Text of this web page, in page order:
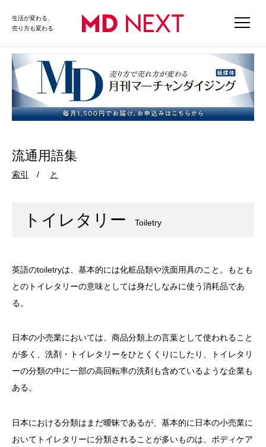
生活が変わる、
売り方も変わる
流通用語集
索引 と
トイレタリー Toiletry
英語のtoiletryは、基本的には化粧品類や洗面用具のこと。もとも
とのトイレタリーの意味としては身だしなみに使う消耗品であ
る。
日本の小売業においては、商品分類上の言葉として使われること
が多く、洗剤・トイレタリーをひとくくりにしたり、トイレタリ
ーの分類の中に一部の高回転率の洗剤も含めているような企業も
ある。
日本における分類はまだ曖昧であるが、基本的に日本の小売業に
おいてトイレタリーに分類されることが多いものは、ボディケア